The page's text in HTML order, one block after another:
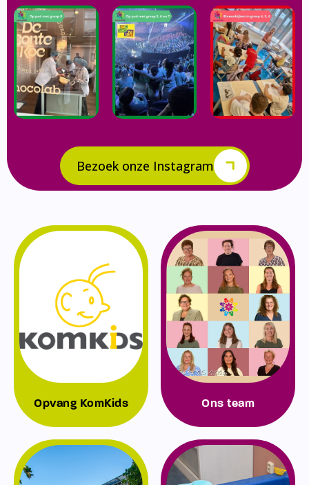
Bezoek onze Instagram
Opvang KomKids Ons team